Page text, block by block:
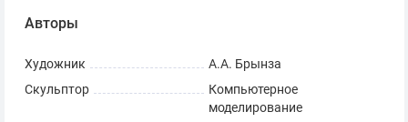
Авторы
Художник
А.А. Брынза
Скульптор
Компьютерное
моделирование